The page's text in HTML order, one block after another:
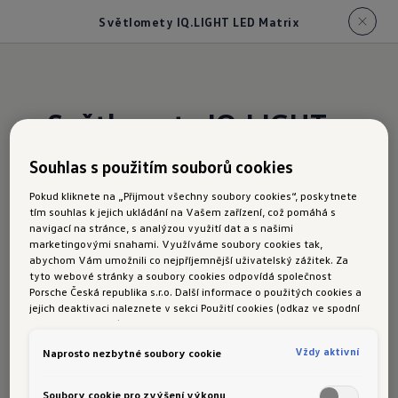
Světlomety IQ.LIGHT LED Matrix
Světlomety IQ.LIGHT
LED Matrix
T-Cross poznáte již na první pohled díky
skutečnému highlightu, kterým jsou inovativní
světlomety IQ.LIGHT LED Matrix(volitelná
výbava od varianty Life). Technologie Matrix
umožňuje jízdu s trvale zapnutými dálkovými
ostatních účastníků silničního provozu.¹ Mezi
Souhlas s použitím souborů cookies
Pokud kliknete na „Přijmout všechny soubory cookies“, poskytnete
tím souhlas k jejich ukládání na Vašem zařízení, což pomáhá s
navigací na stránce, s analýzou využití dat a s našimi
marketingovými snahami. Využíváme soubory cookies tak,
abychom Vám umožnili co nejpříjemnější uživatelský zážitek. Za
tyto webové stránky a soubory cookies odpovídá společnost
Porsche Česká republika s.r.o. Další informace o použitých cookies a
jejich deaktivaci naleznete v sekci Použití cookies (odkaz ve spodní
části této stránky).
Naprosto nezbytné soubory cookie Vždy aktivní
Soubory cookie pro zvýšení výkonu